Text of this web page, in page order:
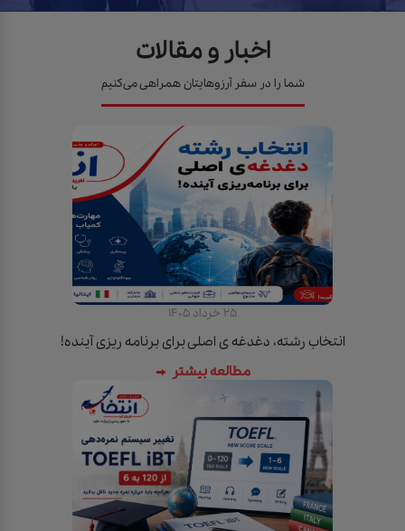
25 خرداد 1405
انتخاب رشته، دغدغه ی اصلی برای برنامه ریزی آینده!
مطالعه بیشتر